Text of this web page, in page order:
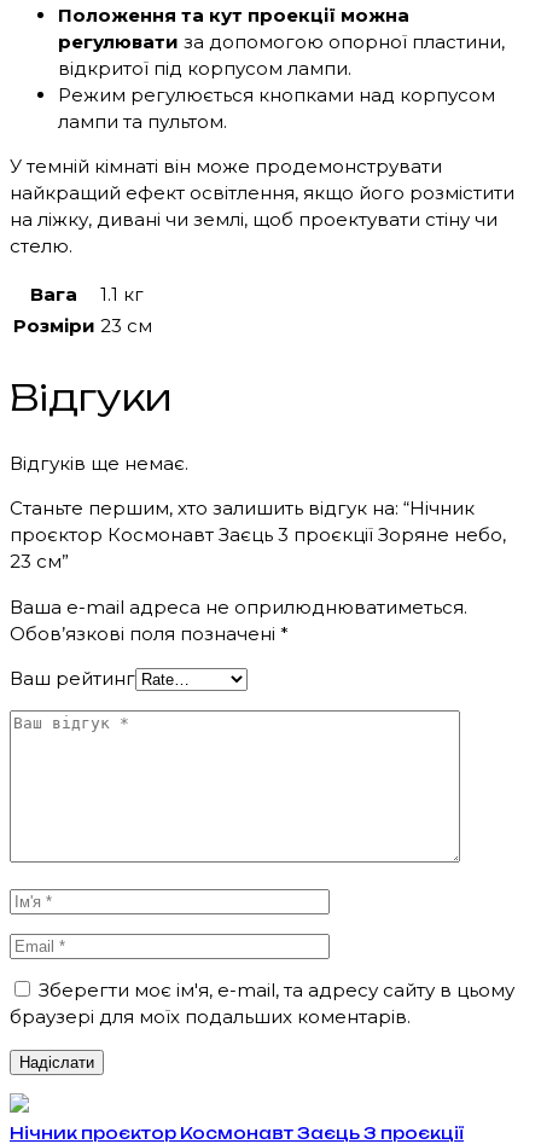
Положення та кут проекції можна
регулювати за допомогою опорної пластини,
відкритої під корпусом лампи.
Режим регулюється кнопками над корпусом
лампи та пультом.
У темній кімнаті він може продемонструвати
найкращий ефект освітлення, якщо його розмістити
на ліжку, дивані чи землі, щоб проектувати стіну чи
стелю.
Вага
1.1 кг
Розміри 23 см
Відгуки
Відгуків ще немає.
Станьте першим, хто залишить відгук на: “Нічник
проєктор Космонавт Заєць 3 проєкції Зоряне небо,
23 см”
Ваша e-mail адреса не оприлюднюватиметься.
Обов’язкові поля позначені *
Ваш рейтинг
Зберегти моє ім'я, e-mail, та адресу сайту в цьому
браузері для моїх подальших коментарів.
Нічник проєктор Космонавт Заєць 3 проєкції